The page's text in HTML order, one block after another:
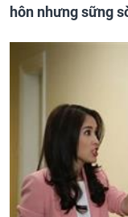
hôn nhưng sững